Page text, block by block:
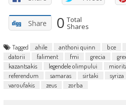
Share 0 Total
Shares
Tagged ahile anthoni quinn bce
datorii
faliment fmi grecia
kazantsakis
legendele olimpului
referendum
samaras sirtaki syriza
varoufakis
zeus zorba